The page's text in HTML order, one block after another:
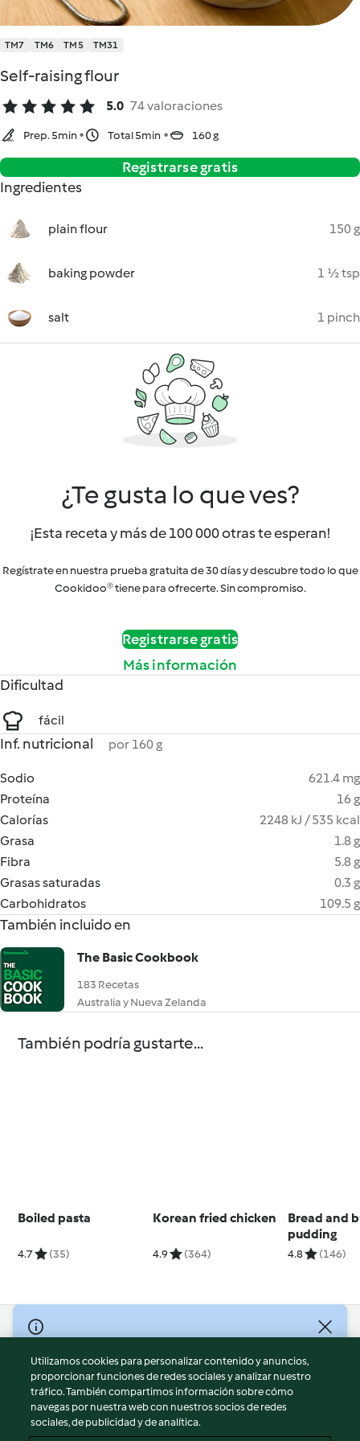
TM7 TM6 TM5 TM31
Self-raising flour
5.0 74 valoraciones
Prep. 5min Total 5min 160 g
Registrarse gratis
Ingredientes
plain flour 150 g
baking powder 1 ½ tsp
salt 1 pinch
¿Te gusta lo que ves?
¡Esta receta y más de 100 000 otras te esperan!
Regístrate en nuestra prueba gratuita de 30 días y descubre todo lo que
Cookidoo® tiene para ofrecerte. Sin compromiso.
Registrarse gratis
Más información
Dificultad
fácil
Inf. nutricional por 160 g
Sodio
621.4 mg
Proteína
16 g
Calorías
2248 kJ / 535 kcal
Grasa
1.8 g
Fibra
5.8 g
Grasas saturadas
0.3 g
Carbohidratos
109.5 g
También incluido en
The Basic Cookbook
183 Recetas
Australia y Nueva Zelanda
También podría gustarte...
Boiled pasta
4.7 (35)
Korean fried chicken
4.9 (364)
Bread and
pudding
4.8 (146)
© Copyright 2026
Términos de uso
Política de privacidad
Aviso legal
Información legal
Utilizamos cookies para personalizar contenido y anuncios,
proporcionar funciones de redes sociales y analizar nuestro
tráfico. También compartimos información sobre cómo
navegas por nuestra web con nuestros socios de redes
sociales, de publicidad y de analítica.